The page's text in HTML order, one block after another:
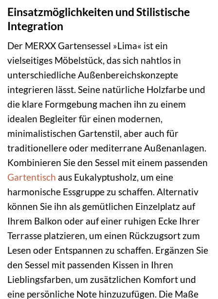
Einsatzmöglichkeiten und Stilistische
Integration
Der MERXX Gartensessel »Lima« ist ein
vielseitiges Möbelstück, das sich nahtlos in
unterschiedliche Außenbereichskonzepte
integrieren lässt. Seine natürliche Holzfarbe und
die klare Formgebung machen ihn zu einem
idealen Begleiter für einen modernen,
minimalistischen Gartenstil, aber auch für
traditionellere oder mediterrane Außenanlagen.
Kombinieren Sie den Sessel mit einem passenden
Gartentisch aus Eukalyptusholz, um eine
harmonische Essgruppe zu schaffen. Alternativ
können Sie ihn als gemütlichen Einzelplatz auf
Ihrem Balkon oder auf einer ruhigen Ecke Ihrer
Terrasse platzieren, um einen Rückzugsort zum
Lesen oder Entspannen zu schaffen. Ergänzen Sie
den Sessel mit passenden Kissen in Ihren
Lieblingsfarben, um zusätzlichen Komfort und
eine persönliche Note hinzuzufügen. Die Maße